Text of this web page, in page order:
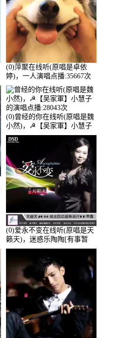
(0)萍聚在线听(原唱是卓依
婷)，一人演唱点播:35667次
(0)曾经的你在线听(原唱是魏
小然)，☭【吴家軍】小慧子
的演唱点播:28043次
(0)爱永不变在线听(原唱是天
籁天)，迷惑乐陶陶[有事暂
离]演唱点播:27678次